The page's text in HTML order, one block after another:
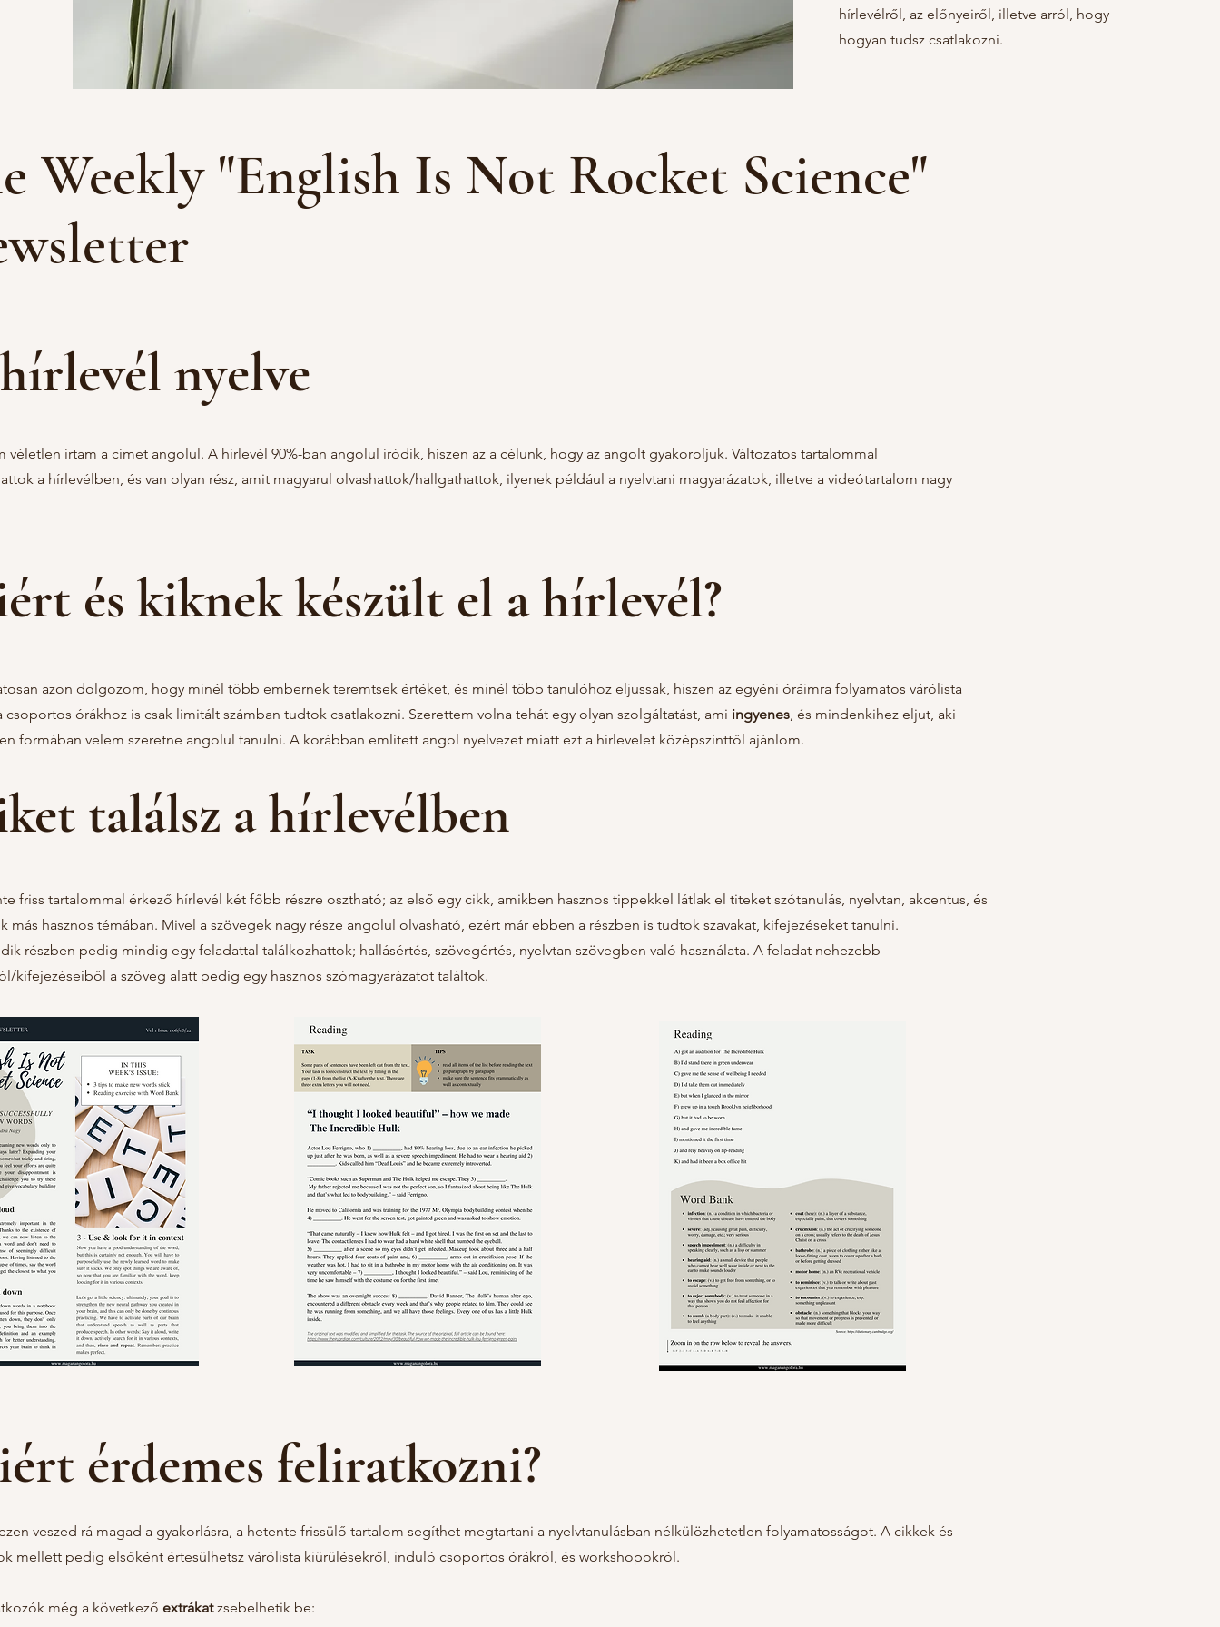
hírlevélről, az előnyeiről, illetve arról, hogy
hogyan tudsz csatlakozni.
Weekly "English Is Not Rocket Science"
nyelve
véletlen írtam a címet angolul. A hírlevél 90%-ban angolul íródik, hiszen az a célunk, hogy az angolt gyakoroljuk. Változatos tartalommal
a hírlevélben, és van olyan rész, amit magyarul olvashattok/hallgathattok, ilyenek például a nyelvtani magyarázatok, illetve a videótartalom nagy
és kiknek készült el a hírlevél?
azon dolgozom, hogy minél több embernek teremtsek értéket, és minél több tanulóhoz eljussak, hiszen az egyéni óráimra folyamatos várólista
csoportos órákhoz is csak limitált számban tudtok csatlakozni. Szerettem volna tehát egy olyan szolgáltatást, ami ingyenes, és mindenkihez eljut, aki
formában velem szeretne angolul tanulni. A korábban említett angol nyelvezet miatt ezt a hírlevelet középszinttől ajánlom.
találsz a hírlevélben
friss tartalommal érkező hírlevél két főbb részre osztható; az első egy cikk, amikben hasznos tippekkel látlak el titeket szótanulás, nyelvtan, akcentus, és
más hasznos témában. Mivel a szövegek nagy része angolul olvasható, ezért már ebben a részben is tudtok szavakat, kifejezéseket tanulni.
részben pedig mindig egy feladattal találkozhattok; hallásértés, szövegértés, nyelvtan szövegben való használata. A feladat nehezebb
kifejezéseiből a szöveg alatt pedig egy hasznos szómagyarázatot találtok.
érdemes feliratkozni?
veszed rá magad a gyakorlásra, a hetente frissülő tartalom segíthet megtartani a nyelvtanulásban nélkülözhetetlen folyamatosságot. A cikkek és
mellett pedig elsőként értesülhetsz várólista kiürülésekről, induló csoportos órákról, és workshopokról.
még a következő extrákatzsebelhetik be: